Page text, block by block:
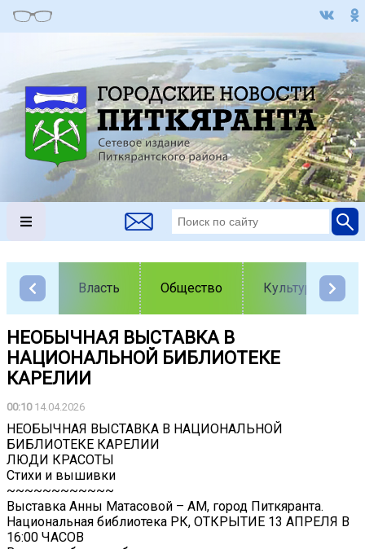
Власть Общество Культура
НЕОБЫЧНАЯ ВЫСТАВКА В
НАЦИОНАЛЬНОЙ БИБЛИОТЕКЕ
КАРЕЛИИ
00:1014.04.2026
НЕОБЫЧНАЯ ВЫСТАВКА В НАЦИОНАЛЬНОЙ
БИБЛИОТЕКЕ КАРЕЛИИ
ЛЮДИ КРАСОТЫ
Стихи и вышивки
~~~~~~~~~~~~
Выставка Анны Матасовой – АМ, город Питкяранта.
Национальная библиотека РК, ОТКРЫТИЕ 13 АПРЕЛЯ В
16:00 ЧАСОВ